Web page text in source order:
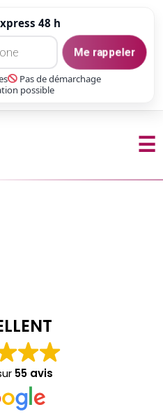
48 h
Me rappeler
Pas de démarchage
possible
☰
55 avis